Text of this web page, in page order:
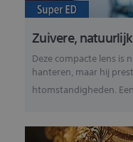
Zuivere,
Deze compacte lens is
hanteren, maar hij
htomstandigheden.